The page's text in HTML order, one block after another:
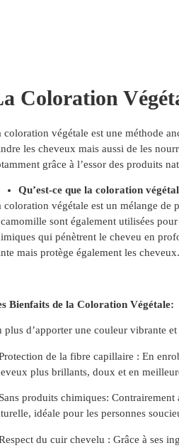
Coloration
coloration végétale est une méthode
les cheveux mais aussi de les
grâce à l’essor des produits
Qu’est-ce que la coloration
coloration végétale est un mélange de
sont également utilisées
qui pénètrent le cheveu en
mais protège également les cheveux.
Bienfaits de la Coloration Végétale:
plus d’apporter une couleur vibrante
de la fibre capillaire : En
plus brillants, doux et en
produits chimiques:
idéale pour les personnes
du cuir chevelu : Grâce à ses